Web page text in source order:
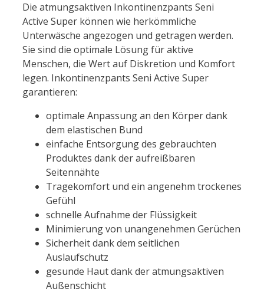
Die atmungsaktiven Inkontinenzpants Seni
Active Super können wie herkömmliche
Unterwäsche angezogen und getragen werden.
Sie sind die optimale Lösung für aktive
Menschen, die Wert auf Diskretion und Komfort
legen. Inkontinenzpants Seni Active Super
garantieren:
optimale Anpassung an den Körper dank
dem elastischen Bund
einfache Entsorgung des gebrauchten
Produktes dank der aufreißbaren
Seitennähte
Tragekomfort und ein angenehm trockenes
Gefühl
schnelle Aufnahme der Flüssigkeit
Minimierung von unangenehmen Gerüchen
Sicherheit dank dem seitlichen
Auslaufschutz
gesunde Haut dank der atmungsaktiven
Außenschicht